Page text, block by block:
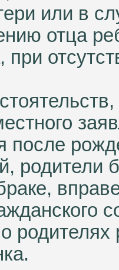
или в
отца
при
после
родители